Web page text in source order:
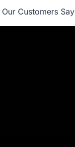
Customers Say